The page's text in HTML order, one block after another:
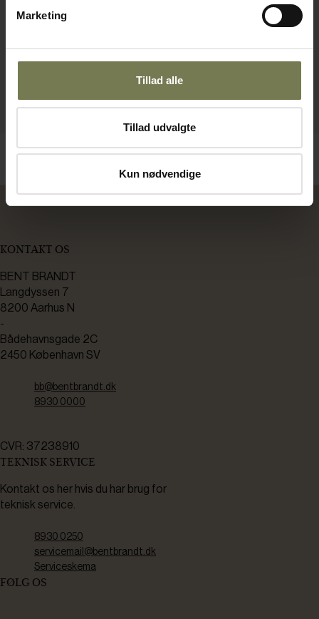
Marketing
Tillad alle
Tillad udvalgte
Kun nødvendige
KONTAKT OS
BENT BRANDT
Langdyssen 7
8200 Aarhus N
-
Bådehavnsgade 2C
2450 København SV
bb@bentbrandt.dk
8930 0000
CVR: 37238910
TEKNISK SERVICE
Kontakt os her hvis du har brug for
teknisk service.
8930 0250
servicemail@bentbrandt.dk
Serviceskema
FØLG OS